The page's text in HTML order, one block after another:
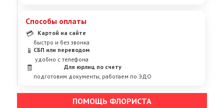
Способы оплаты
💳
Картой на сайте
быстро и без звонка
📱 СБП или переводом
удобно с телефона
🧾
Для юрлиц по счету
подготовим документы, работаем по ЭДО
ПОМОЩЬ ФЛОРИСТА